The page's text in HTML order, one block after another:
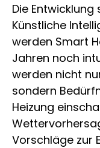
Die
Künstliche
werden Smart
Jahren noch
werden nicht
sondern
Heizung
Vorschläge zur